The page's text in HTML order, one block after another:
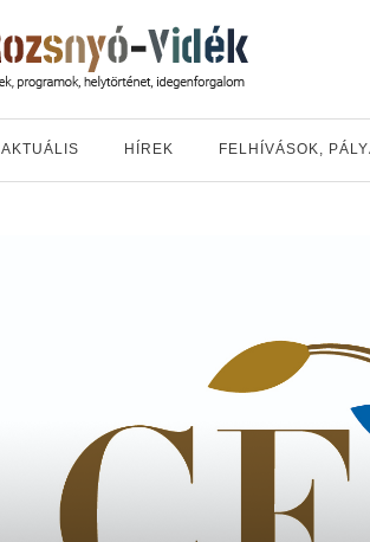
AKTUÁLIS HÍREK FELHÍVÁSOK,